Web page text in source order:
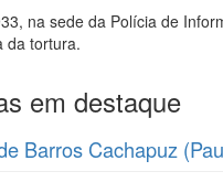
na sede da Polícia de
da tortura.
em destaque
Barros Cachapuz